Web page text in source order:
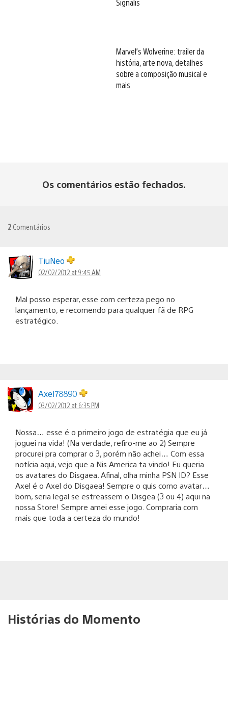
Signalis
Marvel’s Wolverine: trailer da
história, arte nova, detalhes
sobre a composição musical e
mais
Os comentários estão fechados.
2 Comentários
TiuNeo
02/02/2012 at 9:45 AM
Mal posso esperar, esse com certeza pego no
lançamento, e recomendo para qualquer fã de RPG
estratégico.
Axel78890
03/02/2012 at 6:35 PM
Nossa… esse é o primeiro jogo de estratégia que eu já
joguei na vida! (Na verdade, refiro-me ao 2) Sempre
procurei pra comprar o 3, porém não achei… Com essa
notícia aqui, vejo que a Nis America ta vindo! Eu queria
os avatares do Disgaea. Afinal, olha minha PSN ID? Esse
Axel é o Axel do Disgaea! Sempre o quis como avatar…
bom, seria legal se estreassem o Disgea (3 ou 4) aqui na
nossa Store! Sempre amei esse jogo. Compraria com
mais que toda a certeza do mundo!
Histórias do Momento